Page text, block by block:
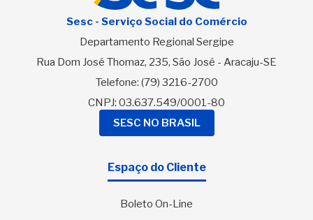
Sesc - Serviço Social do Comércio
Departamento Regional Sergipe
Rua Dom José Thomaz, 235, São José - Aracaju-SE
Telefone: (79) 3216-2700
CNPJ: 03.637.549/0001-80
SESC NO BRASIL
Espaço do Cliente
Boleto On-Line